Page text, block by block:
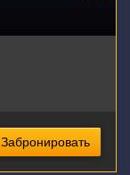
Забронировать